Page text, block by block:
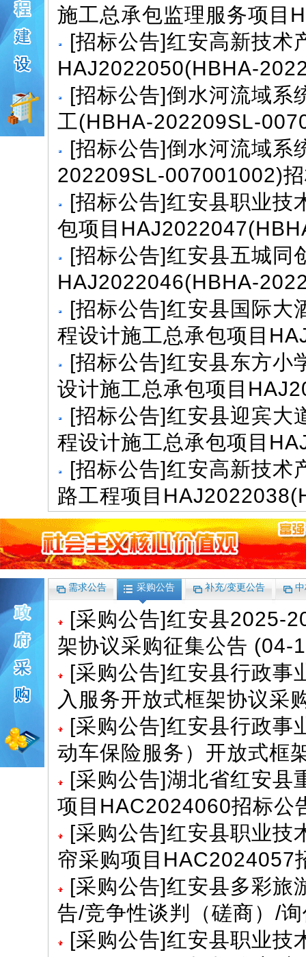
施工总承包监理服务项目
[招标公告]红安高新技术
HAJ2022050(HBHA-
[招标公告]倒水河流域系
工(HBHA-202209SL-
[招标公告]倒水河流域系
202209SL-007001002)
[招标公告]红安县职业技
包项目
[招标公告]红安县五城同
HAJ2022046(HBHA-
[招标公告]红安县国际大
程设计施工总承包项目
[招标公告]红安县东方小
设计施工总承包项目
[招标公告]红安县迎宾大
程设计施工总承包项目
[招标公告]红安高新技术
路工程项目
需求公告 采购公告 补充/变更公告
[采购公告]红安县2025-
架协议采购征集公告 (04-
[采购公告]红安县行政事
入服务开放式框架协议采
[采购公告]红安县行政事
动车保险服务）开放式框
[采购公告]湖北省红安县
项目HAC2024060招标公
[采购公告]红安县职业技
帘采购项目HAC2024057
[采购公告]红安县多彩旅
告/竞争性谈判（磋商）/
[采购公告]红安县职业技